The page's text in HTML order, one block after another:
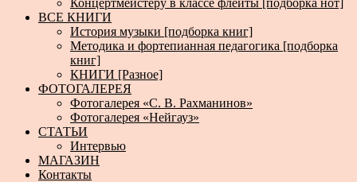
Концертмейстеру в классе флейты [подборка нот]
ВСЕ КНИГИ
История музыки [подборка книг]
Методика и фортепианная педагогика [подборка
книг]
КНИГИ [Разное]
ФОТОГАЛЕРЕЯ
Фотогалерея «С. В. Рахманинов»
Фотогалерея «Нейгауз»
СТАТЬИ
Интервью
МАГАЗИН
Контакты